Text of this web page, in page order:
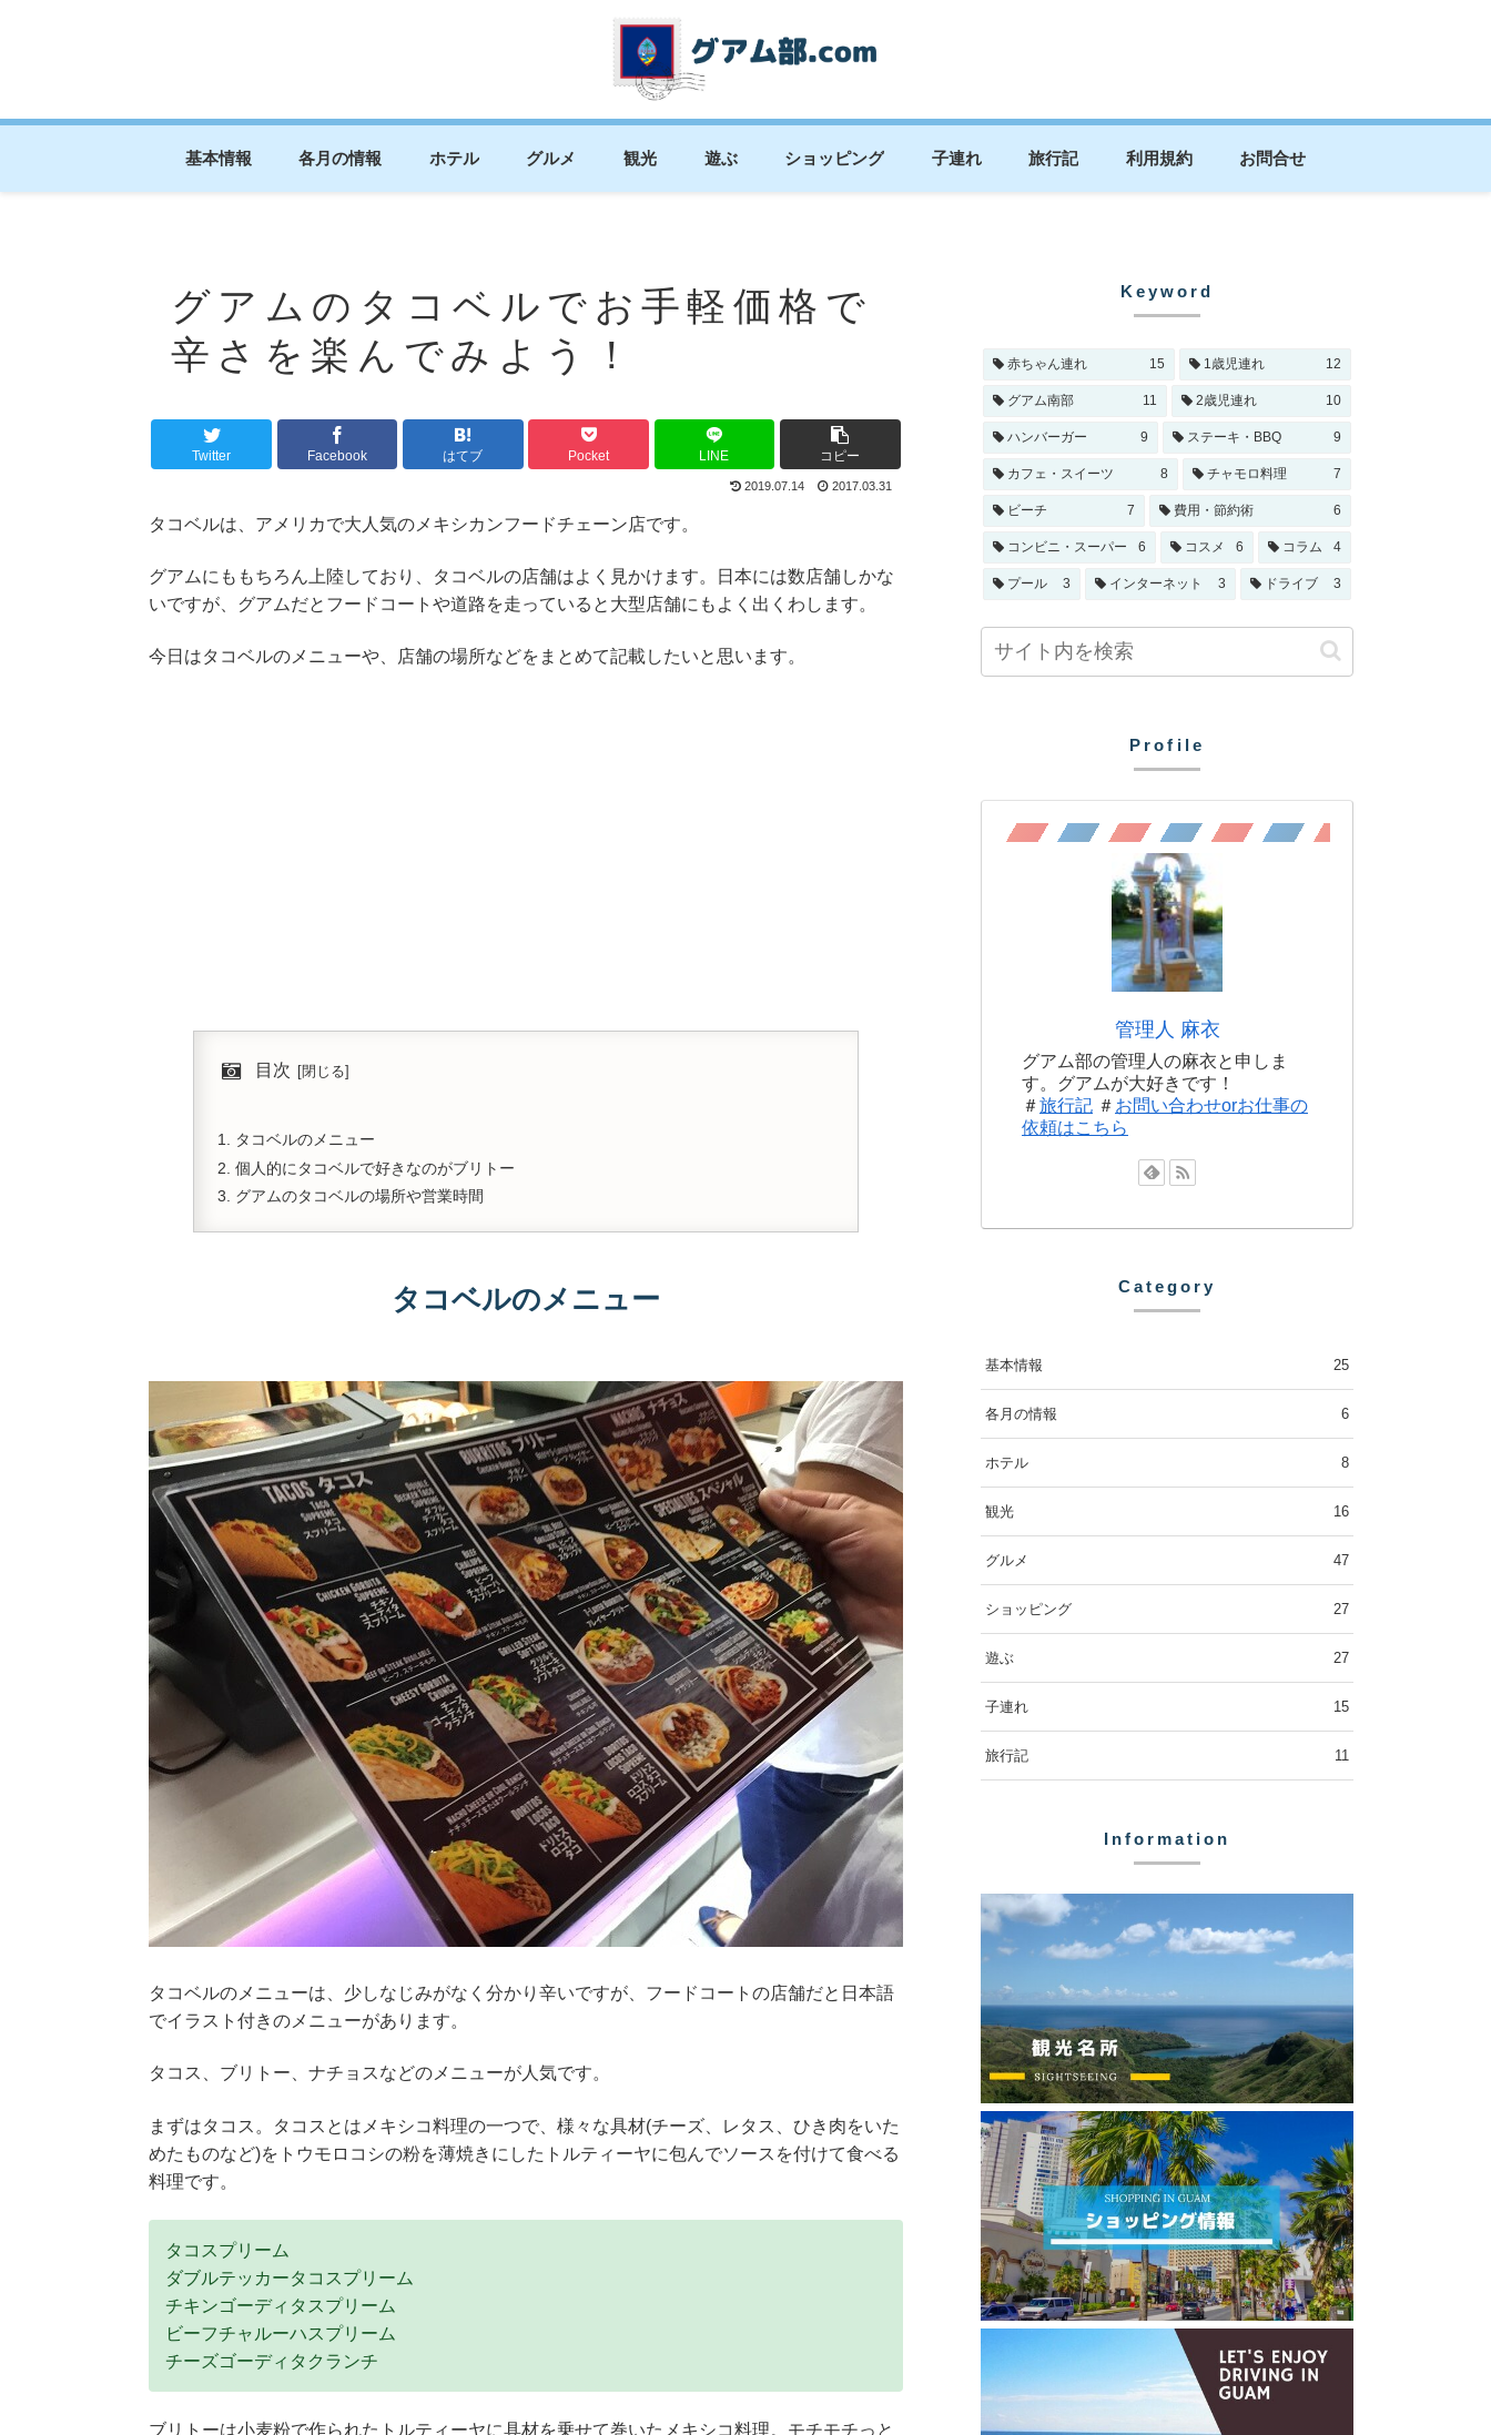
基本情報 各月の情報 ホテル グルメ 観光 遊ぶ ショッピング 子連れ 旅行記 利用規約 お問合せ
グアムのタコベルでお手軽価格で
辛さを楽んでみよう！
Twitter Facebook はてブ Pocket LINE コピー
2019.07.14 2017.03.31
タコベルは、アメリカで大人気のメキシカンフードチェーン店です。
グアムにももちろん上陸しており、タコベルの店舗はよく見かけます。日本には数店舗しかな
いですが、グアムだとフードコートや道路を走っていると大型店舗にもよく出くわします。
今日はタコベルのメニューや、店舗の場所などをまとめて記載したいと思います。
目次
タコベルのメニュー
個人的にタコベルで好きなのがブリトー
グアムのタコベルの場所や営業時間
タコベルのメニュー
タコベルのメニューは、少しなじみがなく分かり辛いですが、フードコートの店舗だと日本語
でイラスト付きのメニューがあります。
タコス、ブリトー、ナチョスなどのメニューが人気です。
まずはタコス。タコスとはメキシコ料理の一つで、様々な具材(チーズ、レタス、ひき肉をいた
めたものなど)をトウモロコシの粉を薄焼きにしたトルティーヤに包んでソースを付けて食べる
料理です。
タコスプリーム
ダブルテッカータコスプリーム
チキンゴーディタスプリーム
ビーフチャルーハスプリーム
チーズゴーディタクランチ
ブリトーは小麦粉で作られたトルティーヤに具材を乗せて巻いたメキシコ料理。モチモチっと
Keyword
赤ちゃん連れ 15 1歳児連れ 12
グアム南部 11 2歳児連れ 10
ハンバーガー 9 ステーキ・BBQ 9
カフェ・スイーツ 8 チャモロ料理 7
ビーチ 7 費用・節約術 6
コンビニ・スーパー 6 コスメ 6 コラム 4
プール 3 インターネット 3 ドライブ 3
Profile
管理人 麻衣
グアム部の管理人の麻衣と申しま
す。グアムが大好きです！
＃旅行記 ＃ お問い合わせorお仕事の
依頼はこちら
Category
基本情報 25
各月の情報 6
ホテル 8
観光 16
グルメ 47
ショッピング 27
遊ぶ 27
子連れ 15
旅行記 11
Information